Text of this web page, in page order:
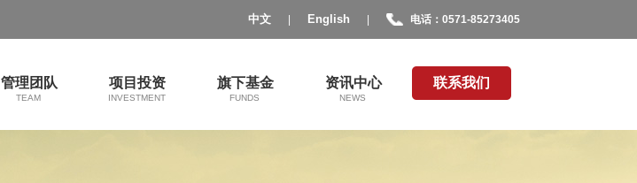
中文 English 电话：0571-85273405
管理团队
TEAM
项目投资
INVESTMENT
旗下基金
FUNDS
资讯中心
NEWS
联系我们